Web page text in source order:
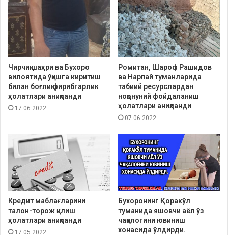
Чирчиқ шаҳри ва Бухоро
вилоятида ўқишга киритиш
билан боғлиқ фирибгарлик
ҳолатлари аниқланди
17.06.2022
Ромитан, Шароф Рашидов
ва Нарпай туманларида
табиий ресурслардан
ноқонуний фойдаланиш
ҳолатлари аниқланди
07.06.2022
Кредит маблағларини
талон-торож қилиш
ҳолатлари аниқланди
17.05.2022
Бухоронинг Қоракўл
туманида яшовчи аёл ўз
чақалогини ювиниш
хонасида ўлдирди.